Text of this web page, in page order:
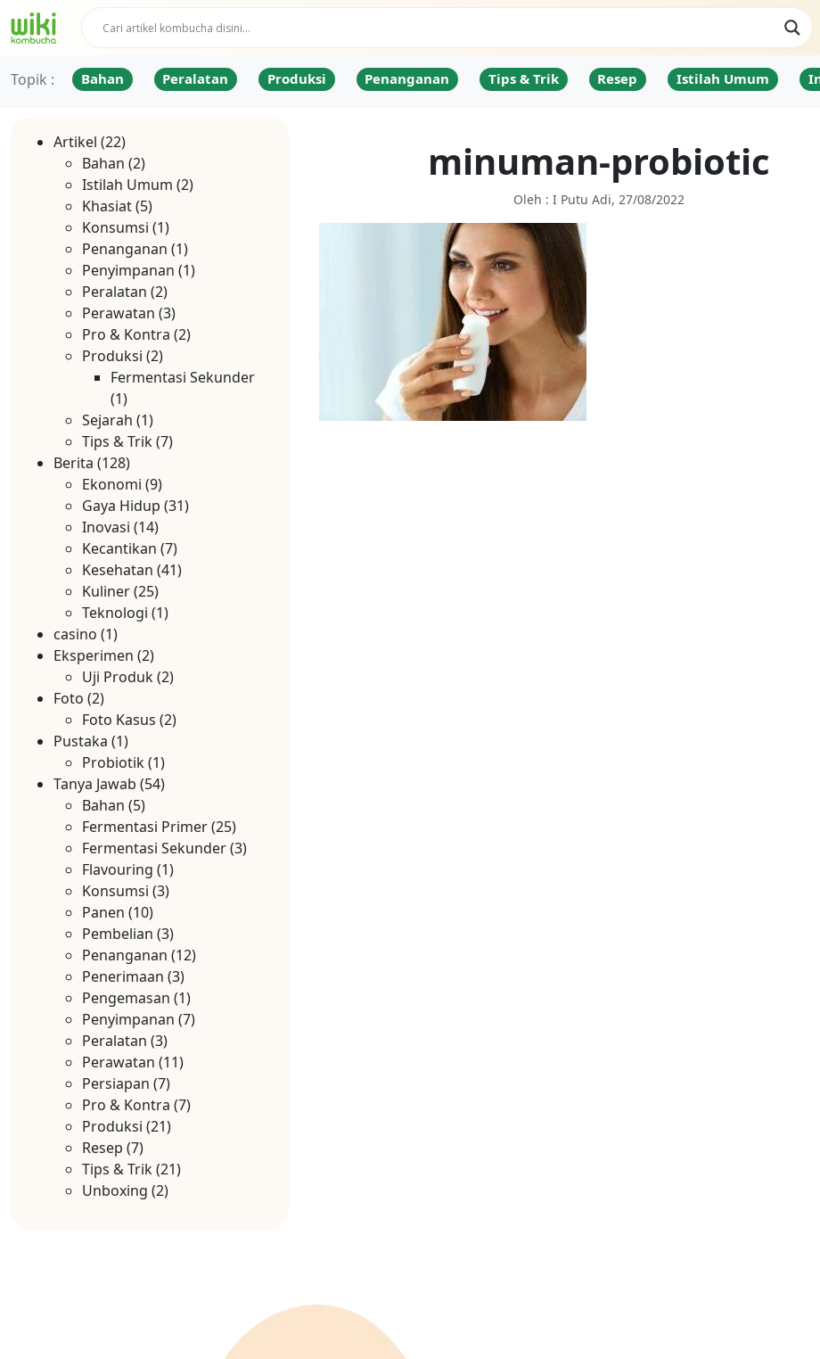
Topik : Bahan Peralatan Produksi Penanganan Tips & Trik Resep Istilah Umum
minuman-probiotic
Oleh : I Putu Adi, 27/08/2022
Artikel (22)
Bahan (2)
Istilah Umum (2)
Khasiat(5)
Konsumsi (1)
Penanganan (1)
Penyimpanan (1)
Peralatan (2)
Perawatan (3)
Pro & Kontra (2)
Produksi (2)
Fermentasi Sekunder
(1)
Sejarah (1)
Tips & Trik(7)
Berita (128)
Ekonomi (9)
Gaya Hidup (31)
Inovasi (14)
Kecantikan (7)
Kesehatan (41)
Kuliner(25)
Teknologi (1)
casino (1)
Eksperimen (2)
Uji Produk(2)
Foto (2)
Foto Kasus (2)
Pustaka (1)
Probiotik(1)
Tanya Jawab (54)
Bahan (5)
Fermentasi Primer(25)
Fermentasi Sekunder(3)
Flavouring (1)
Konsumsi (3)
Panen (10)
Pembelian (3)
Penanganan (12)
Penerimaan (3)
Pengemasan (1)
Penyimpanan (7)
Peralatan (3)
Perawatan (11)
Persiapan (7)
Pro & Kontra (7)
Produksi (21)
Resep (7)
Tips & Trik(21)
Unboxing (2)